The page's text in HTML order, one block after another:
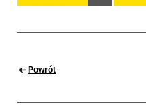
Powrót